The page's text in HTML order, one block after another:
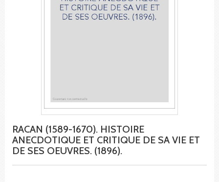
RACAN (1589-1670). HISTOIRE
ANECDOTIQUE ET CRITIQUE DE SA VIE ET
DE SES OEUVRES. (1896).